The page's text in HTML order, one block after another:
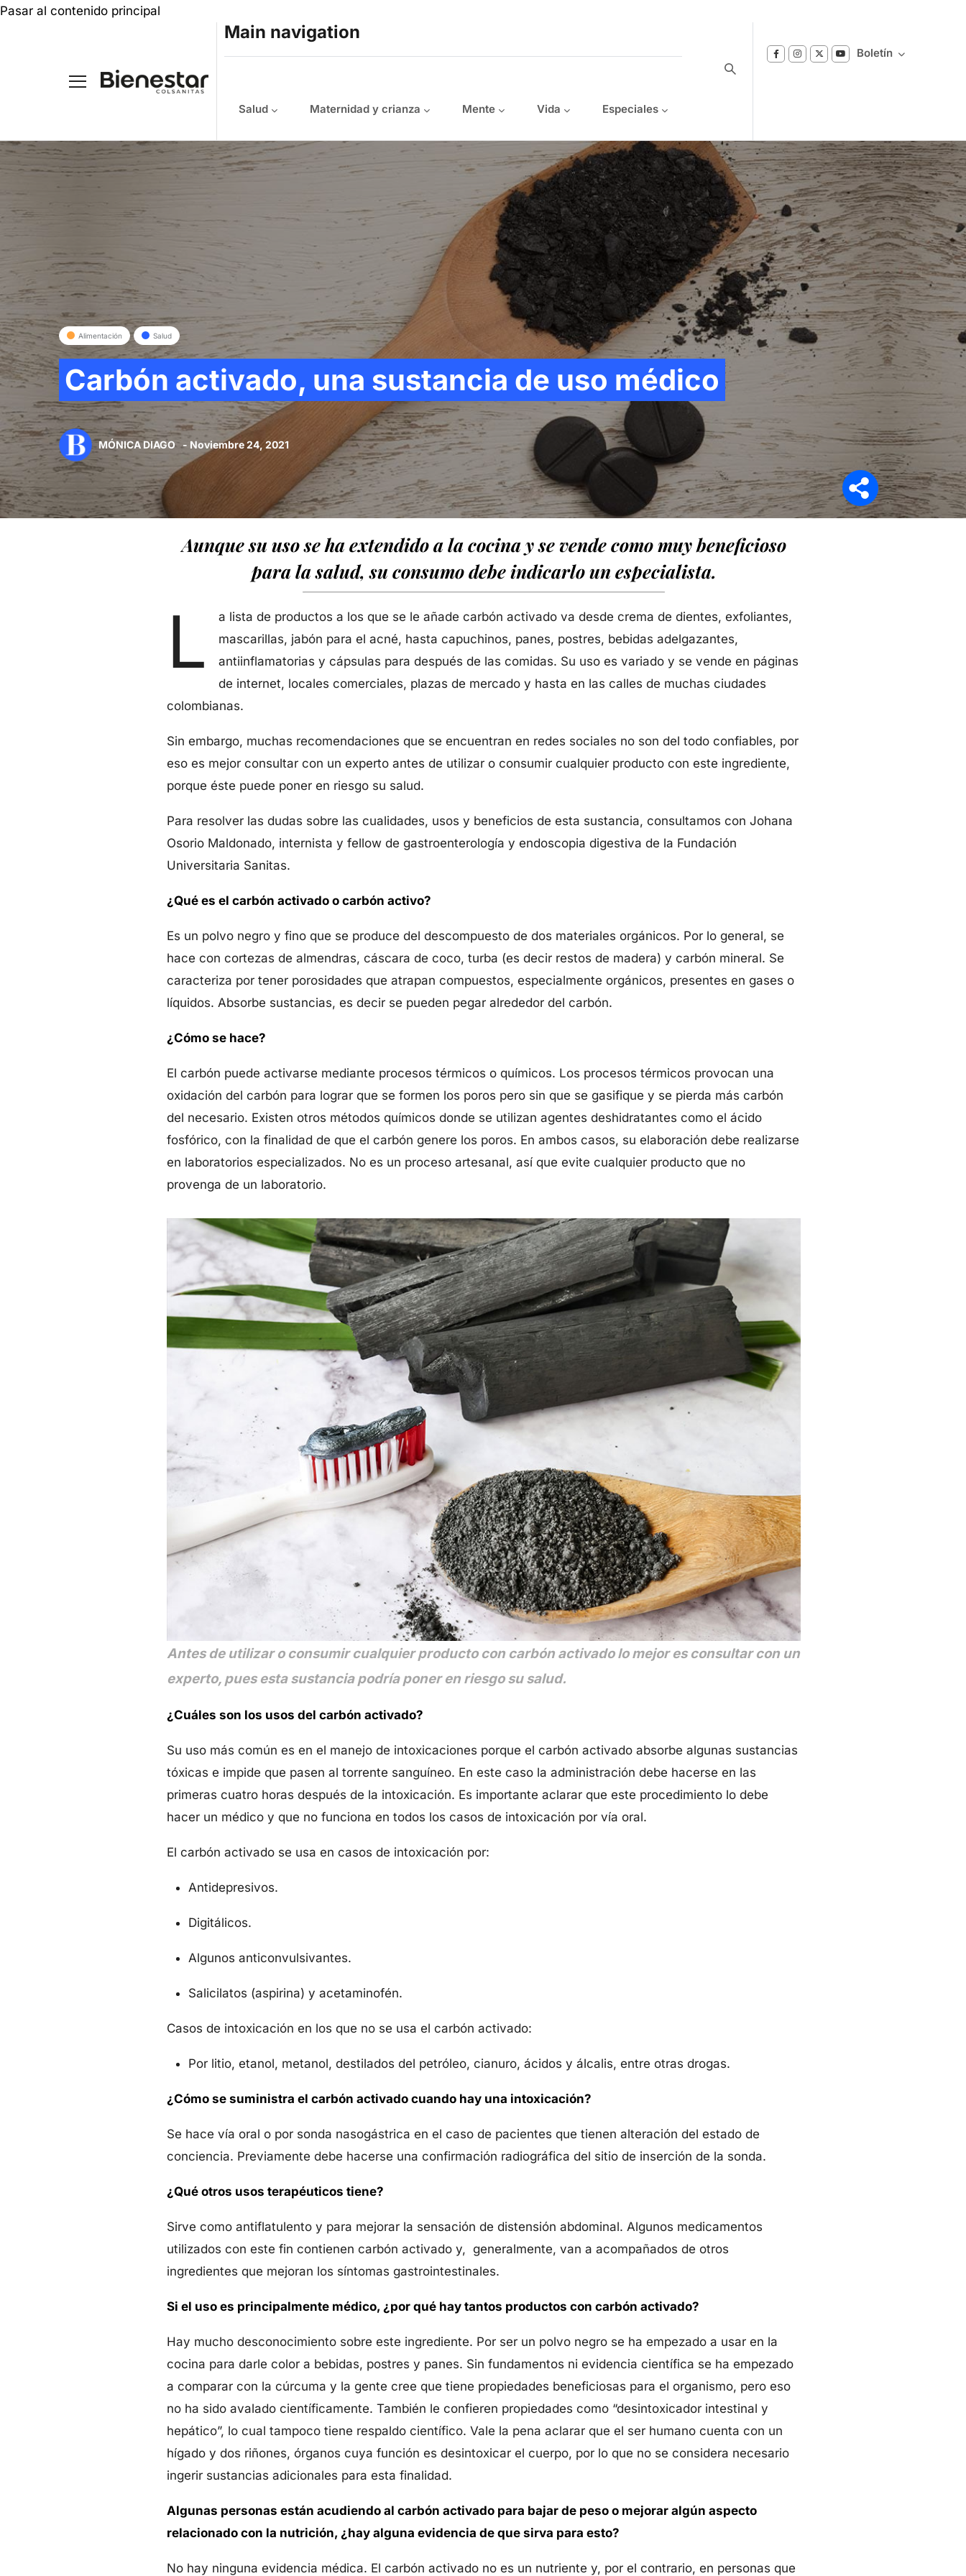
Pasar al contenido principal
Main navigation
Salud Maternidad y crianza Mente Vida Especiales
Boletín
Suscríbase a nuestro boletín
Reciba notificaciones sobre los temas de
Bienestar que le interesan.
Síganos en
Alimentación Salud
Carbón activado, una sustancia de uso médico
MÓNICA DIAGO - Noviembre 24, 2021
Aunque su uso se ha extendido a la cocina y se vende como muy beneficioso
para la salud, su consumo debe indicarlo un especialista.
L
a lista de productos a los que se le añade carbón activado va desde crema de dientes, exfoliantes,
mascarillas, jabón para el acné, hasta capuchinos, panes, postres, bebidas adelgazantes,
antiinflamatorias y cápsulas para después de las comidas. Su uso es variado y se vende en páginas
de internet, locales comerciales, plazas de mercado y hasta en las calles de muchas ciudades
colombianas.
Sin embargo, muchas recomendaciones que se encuentran en redes sociales no son del todo confiables, por
eso es mejor consultar con un experto antes de utilizar o consumir cualquier producto con este ingrediente,
porque éste puede poner en riesgo su salud.
Para resolver las dudas sobre las cualidades, usos y beneficios de esta sustancia, consultamos con Johana
Osorio Maldonado, internista y fellow de gastroenterología y endoscopia digestiva de la Fundación
Universitaria Sanitas.
¿Qué es el carbón activado o carbón activo?
Es un polvo negro y fino que se produce del descompuesto de dos materiales orgánicos. Por lo general, se
hace con cortezas de almendras, cáscara de coco, turba (es decir restos de madera) y carbón mineral. Se
caracteriza por tener porosidades que atrapan compuestos, especialmente orgánicos, presentes en gases o
líquidos. Absorbe sustancias, es decir se pueden pegar alrededor del carbón.
¿Cómo se hace?
El carbón puede activarse mediante procesos térmicos o químicos. Los procesos térmicos provocan una
oxidación del carbón para lograr que se formen los poros pero sin que se gasifique y se pierda más carbón
del necesario. Existen otros métodos químicos donde se utilizan agentes deshidratantes como el ácido
fosfórico, con la finalidad de que el carbón genere los poros. En ambos casos, su elaboración debe realizarse
en laboratorios especializados. No es un proceso artesanal, así que evite cualquier producto que no
provenga de un laboratorio.
Antes de utilizar o consumir cualquier producto con carbón activado lo mejor es consultar con un
experto, pues esta sustancia podría poner en riesgo su salud.
¿Cuáles son los usos del carbón activado?
Su uso más común es en el manejo de intoxicaciones porque el carbón activado absorbe algunas sustancias
tóxicas e impide que pasen al torrente sanguíneo. En este caso la administración debe hacerse en las
primeras cuatro horas después de la intoxicación. Es importante aclarar que este procedimiento lo debe
hacer un médico y que no funciona en todos los casos de intoxicación por vía oral.
El carbón activado se usa en casos de intoxicación por:
Antidepresivos.
Digitálicos.
Algunos anticonvulsivantes.
Salicilatos (aspirina) y acetaminofén.
Casos de intoxicación en los que no se usa el carbón activado:
Por litio, etanol, metanol, destilados del petróleo, cianuro, ácidos y álcalis, entre otras drogas.
¿Cómo se suministra el carbón activado cuando hay una intoxicación?
Se hace vía oral o por sonda nasogástrica en el caso de pacientes que tienen alteración del estado de
conciencia. Previamente debe hacerse una confirmación radiográfica del sitio de inserción de la sonda.
¿Qué otros usos terapéuticos tiene?
Sirve como antiflatulento y para mejorar la sensación de distensión abdominal. Algunos medicamentos
utilizados con este fin contienen carbón activado y, generalmente, van a acompañados de otros
ingredientes que mejoran los síntomas gastrointestinales.
Si el uso es principalmente médico, ¿por qué hay tantos productos con carbón activado?
Hay mucho desconocimiento sobre este ingrediente. Por ser un polvo negro se ha empezado a usar en la
cocina para darle color a bebidas, postres y panes. Sin fundamentos ni evidencia científica se ha empezado
a comparar con la cúrcuma y la gente cree que tiene propiedades beneficiosas para el organismo, pero eso
no ha sido avalado científicamente. También le confieren propiedades como “desintoxicador intestinal y
hepático”, lo cual tampoco tiene respaldo científico. Vale la pena aclarar que el ser humano cuenta con un
hígado y dos riñones, órganos cuya función es desintoxicar el cuerpo, por lo que no se considera necesario
ingerir sustancias adicionales para esta finalidad.
Algunas personas están acudiendo al carbón activado para bajar de peso o mejorar algún aspecto
relacionado con la nutrición, ¿hay alguna evidencia de que sirva para esto?
No hay ninguna evidencia médica. El carbón activado no es un nutriente y, por el contrario, en personas que